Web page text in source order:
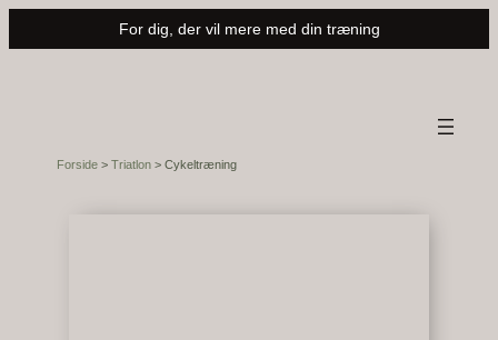
til
For dig, der vil mere med din træning
Forside> Triatlon> Cykeltræning